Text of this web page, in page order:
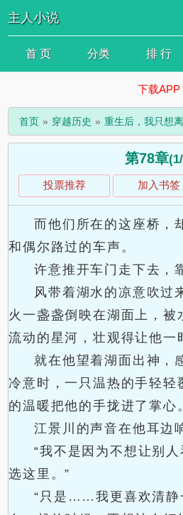
主人小说
首 页 分类 排 行
下载APP
首页 穿越历史 重生后，我只想
第78章
投票推荐 加入书签
而他们所在的这座桥，
和偶尔路过的车声。
许意推开车门走下去，
风带着湖水的凉意吹过
火一盏盏倒映在湖面上，被
流动的星河，壮观得让他一
就在他望着湖面出神，
冷意时，一只温热的手轻轻
的温暖把他的手拢进了掌心
江景川的声音在他耳边
“我不是因为不想让别
选这里。”
“只是……我更喜欢清静